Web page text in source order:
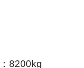
8200kg